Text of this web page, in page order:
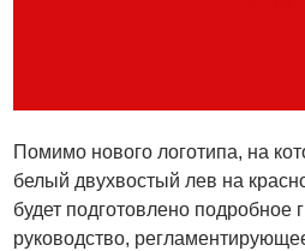
Помимо нового логотипа, на
белый двухвостый лев на
будет подготовлено подробное
руководство,